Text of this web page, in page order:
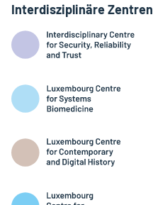
Interdisziplinäre Zentren